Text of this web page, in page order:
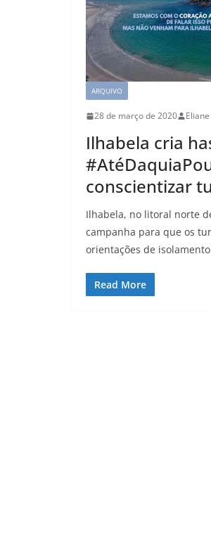
ARQUIVO
28 de março de 2020
Ilhabela cria
conscientizar
Ilhabela, no litoral norte
campanha para que os
orientações de
Read More